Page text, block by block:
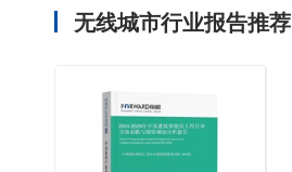
无线城市行业报告推荐